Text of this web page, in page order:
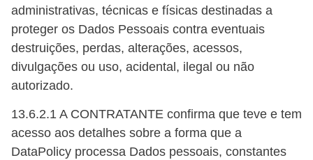
administrativas, técnicas e físicas destinadas a
proteger os Dados Pessoais contra eventuais
destruições, perdas, alterações, acessos,
divulgações ou uso, acidental, ilegal ou não
autorizado.
13.6.2.1 A CONTRATANTE confirma que teve e tem
acesso aos detalhes sobre a forma que a
DataPolicy processa Dados pessoais, constantes